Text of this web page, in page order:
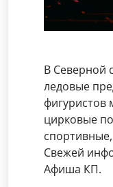
В Северной
ледовые
цирковые
Свежей
Афиша КП.